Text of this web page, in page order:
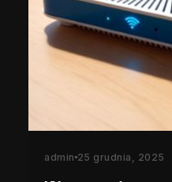
admin 25 grudnia, 2025